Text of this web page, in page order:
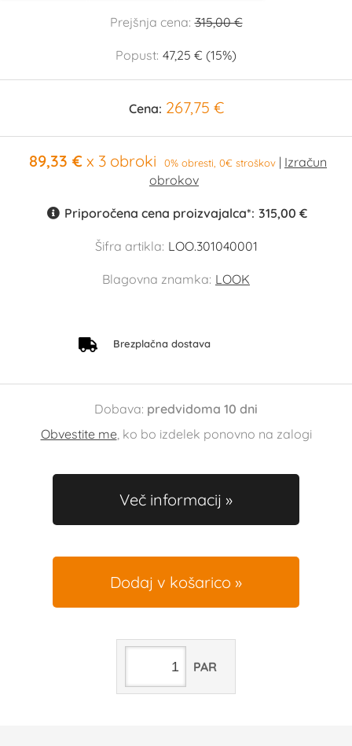
Prejšnja cena: 315,00 €
Popust: 47,25 € (15%)
Cena: 267,75 €
89,33 € x 3 obroki 0% obresti, 0€ stroškov
Priporočena cena proizvajalca*: 315,00 €
Šifra artikla: LOO.301040001
Blagovna znamka: LOOK
Brezplačna dostava
Dobava: predvidoma 10 dni
Obvestite me, ko bo izdelek ponovno na zalogi
Več informacij
Dodaj v košarico
PAR